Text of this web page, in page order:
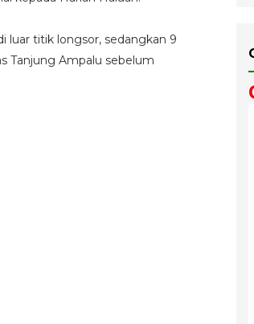
luar titik longsor, sedangkan 9
Tanjung Ampalu sebelum